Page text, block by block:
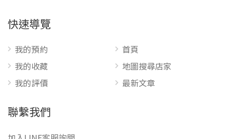
快速導覽
我的預約
我的收藏
我的評價
首頁
地圖搜尋店家
最新文章
聯繫我們